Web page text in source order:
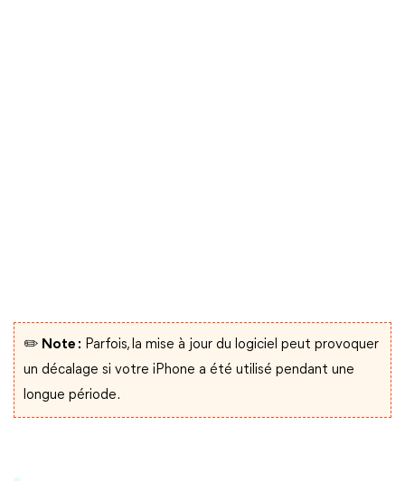
✏️ Note : Parfois, la mise à jour du logiciel peut provoquer
un décalage si votre iPhone a été utilisé pendant une
longue période.